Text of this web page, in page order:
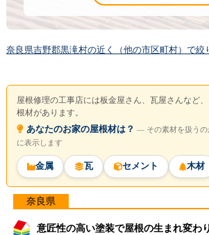
奈良県吉野郡黒滝村の近く（他の市区町村）で絞
屋根修理の工事店には板金屋さん、瓦屋さんなど
根材があります。
あなたのお家の屋根材は？ ― その素材を扱うの
に表示します
金属 瓦 セメント 木材
奈良県
意匠性の高い塗装で屋根の生まれ変わ